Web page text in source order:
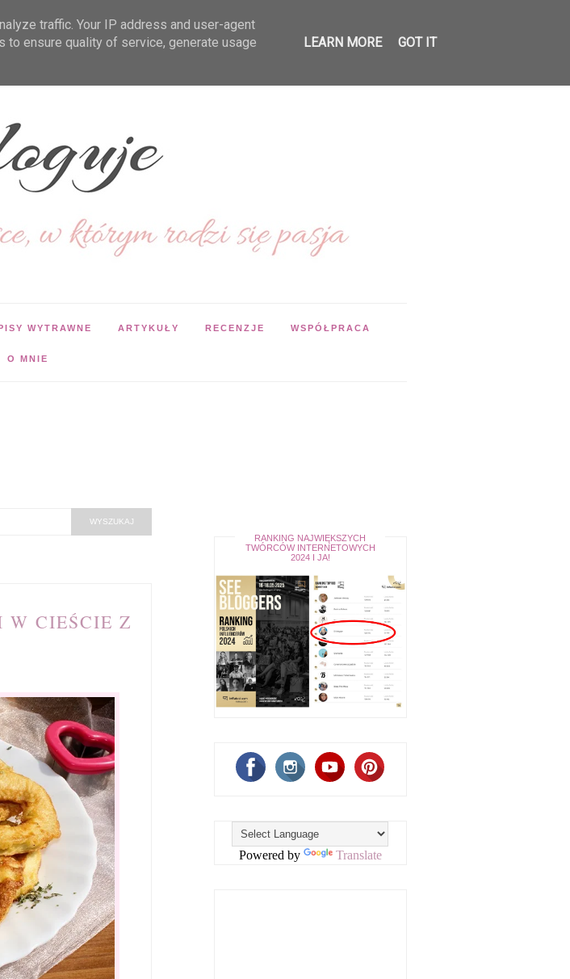
WYTRAWNE ARTYKUŁY RECENZJE WSPÓŁPRACA
O MNIE
W CIEŚCIE Z
RANKING NAJWIĘKSZYCH
TWÓRCÓW INTERNETOWYCH
2024 I JA!
Powered by Translate
traffic. Your IP address and user-agent
to ensure quality of service, generate usage
LEARN MORE GOT IT